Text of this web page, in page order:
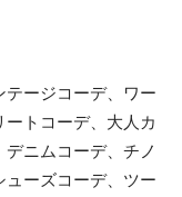
ージコーデ、ワー
トコーデ、大人カ
ニムコーデ、チノ
ーズコーデ、ツー